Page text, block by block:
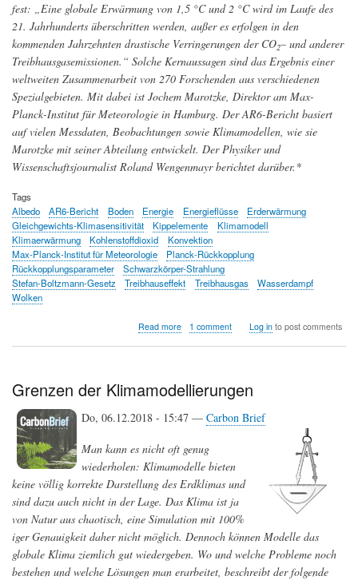
fest: „Eine globale Erwärmung von 1,5 °C und 2 °C wird im Laufe des
21. Jahrhunderts überschritten werden, außer es erfolgen in den
kommenden Jahrzehnten drastische Verringerungen der CO2– und anderer
Treibhausgasemissionen.“ Solche Kernaussagen sind das Ergebnis einer
weltweiten Zusammenarbeit von 270 Forschenden aus verschiedenen
Spezialgebieten. Mit dabei ist Jochem Marotzke, Direktor am Max-
Planck-Institut für Meteorologie in Hamburg. Der AR6-Bericht basiert
auf vielen Messdaten, Beobachtungen sowie Klimamodellen, wie sie
Marotzke mit seiner Abteilung entwickelt. Der Physiker und
Wissenschaftsjournalist Roland Wengenmayr berichtet darüber.*
Tags
Albedo
AR6-Bericht Boden Energie Energieflüsse
Erderwärmung
Gleichgewichts-Klimasensitivität
Kippelemente
Klimamodell
Klimaerwärmung
Kohlenstoffdioxid
Konvektion
Max-Planck-Institut für Meteorologie
Planck-Rückkopplung
Rückkopplungsparameter
Schwarzkörper-Strahlung
Stefan-Boltzmann-Gesetz
Treibhauseffekt Treibhausgas
Wasserdampf
Wolken
Read moreabout
-
Forschung
Klimamodelle
entwickelt
1 comment Log into post comments
Grenzen der Klimamodellierungen
Do, 06.12.2018 - 15:47 — Carbon Brief
Man kann es nicht oft genug
wiederholen: Klimamodelle bieten
keine völlig korrekte Darstellung des Erdklimas und
sind dazu auch nicht in der Lage. Das Klima ist ja
von Natur aus chaotisch, eine Simulation mit 100%
iger Genauigkeit daher nicht möglich. Dennoch können Modelle das
globale Klima ziemlich gut wiedergeben. Wo und welche Probleme noch
bestehen und welche Lösungen man erarbeitet, beschreibt der folgende